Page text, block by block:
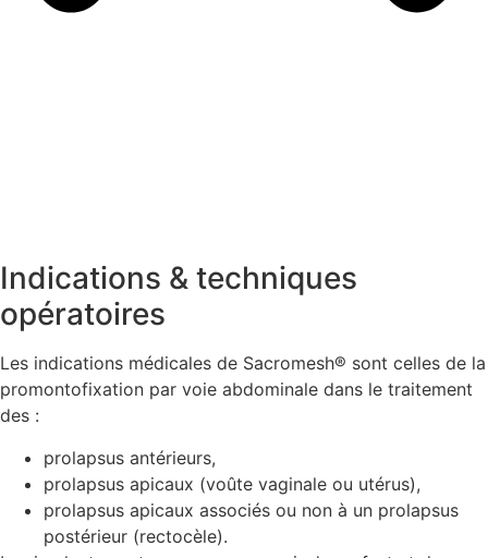
Indications & techniques
opératoires
Les indications médicales de Sacromesh® sont celles de la
promontofixation par voie abdominale dans le traitement
des :
prolapsus antérieurs,
prolapsus apicaux (voûte vaginale ou utérus),
prolapsus apicaux associés ou non à un prolapsus
postérieur (rectocèle).